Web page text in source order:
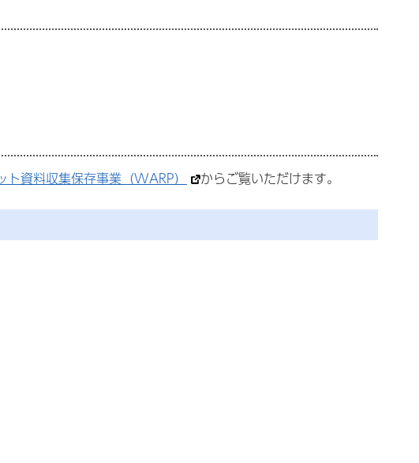
資料収集保存事業（WARP） からご覧いただけます。